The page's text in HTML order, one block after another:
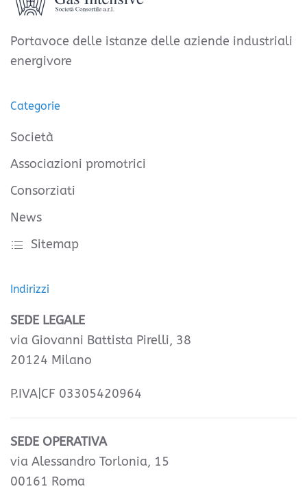
Portavoce delle istanze delle aziende industriali
energivore
Categorie
Società
Associazioni promotrici
Consorziati
News
Sitemap
Indirizzi
SEDE LEGALE
via Giovanni Battista Pirelli, 38
20124 Milano
P.IVA|CF 03305420964
SEDE OPERATIVA
via Alessandro Torlonia, 15
00161 Roma